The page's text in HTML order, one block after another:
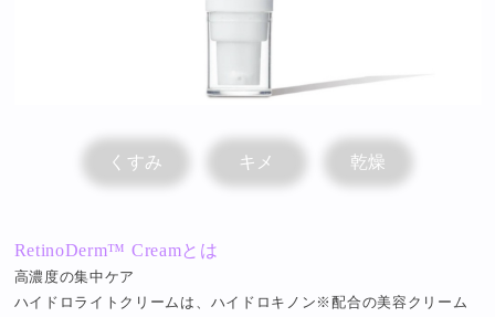
くすみ キメ 乾燥
RetinoDerm™ Creamとは
高濃度の集中ケア
ハイドロライトクリームは、ハイドロキノン※配合の美容クリーム